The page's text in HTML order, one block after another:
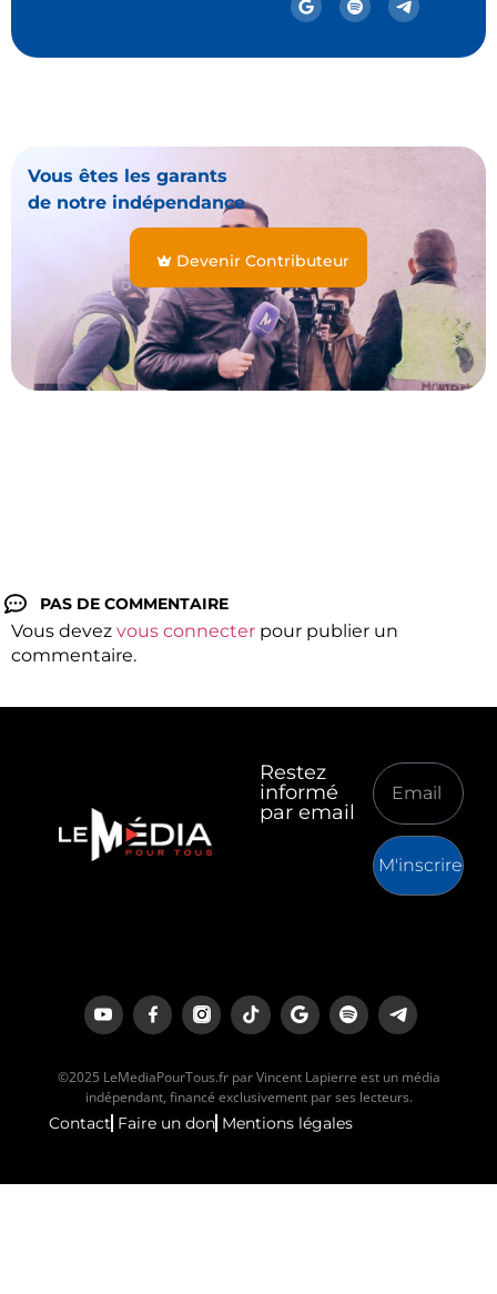
Vous êtes les garants
de notre indépendance
Devenir Contributeur
PAS DE COMMENTAIRE
Vous devez vous connecter pour publier un
commentaire.
Restez
informé
par email
M'inscrire
©2025 LeMediaPourTous.fr par Vincent Lapierre est un média
indépendant, financé exclusivement par ses lecteurs.
Contact Faire un don Mentions légales